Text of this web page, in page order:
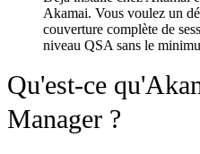
Akamai. Vous voulez un
couverture complète de
niveau QSA sans le
Qu'est-ce
Manager ?